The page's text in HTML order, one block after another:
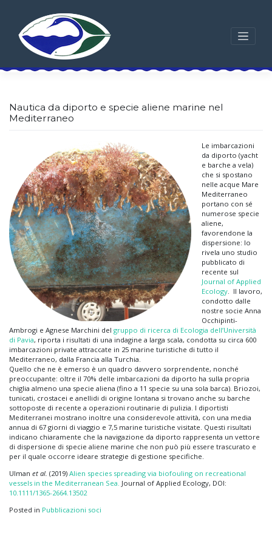
Nautica da diporto e specie aliene marine nel
Mediterraneo
Le imbarcazioni
da diporto (yacht
e barche a vela)
che si spostano
nelle acque Mare
Mediterraneo
portano con sé
numerose specie
aliene,
favorendone la
dispersione: lo
rivela uno studio
pubblicato di
recente sul
Journal of Applied
Ecology. Il lavoro,
condotto dalle
nostre socie Anna
Occhipinti-
Ambrogi e Agnese Marchini del gruppo di ricerca di Ecologia dell’Università
di Pavia, riporta i risultati di una indagine a larga scala, condotta su circa 600
imbarcazioni private attraccate in 25 marine turistiche di tutto il
Mediterraneo, dalla Francia alla Turchia.
Quello che ne è emerso è un quadro davvero sorprendente, nonché
preoccupante: oltre il 70% delle imbarcazioni da diporto ha sulla propria
chiglia almeno una specie aliena (fino a 11 specie su una sola barca). Briozoi,
tunicati, crostacei e anellidi di origine lontana si trovano anche su barche
sottoposte di recente a operazioni routinarie di pulizia. I diportisti
Mediterranei mostrano inoltre una considerevole attività, con una media
annua di 67 giorni di viaggio e 7,5 marine turistiche visitate. Questi risultati
indicano chiaramente che la navigazione da diporto rappresenta un vettore
di dispersione di specie aliene marine che non può più essere trascurato e
per il quale occorre ideare strategie di gestione specifiche.
Ulman et al. (2019) Alien species spreading via biofouling on recreational
vessels in the Mediterranean Sea. Journal of Applied Ecology, DOI:
10.1111/1365-2664.13502
Posted in Pubblicazioni soci